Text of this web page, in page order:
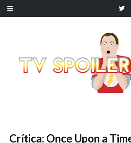
Crítica: Once Upon a